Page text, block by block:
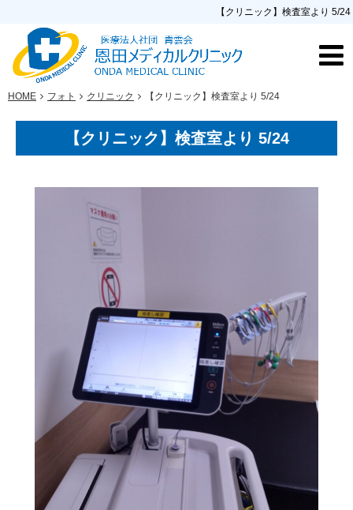
【クリニック】検査室より 5/24
HOME フォト クリニック 【クリニック】検査室より 5/24
【クリニック】検査室より 5/24